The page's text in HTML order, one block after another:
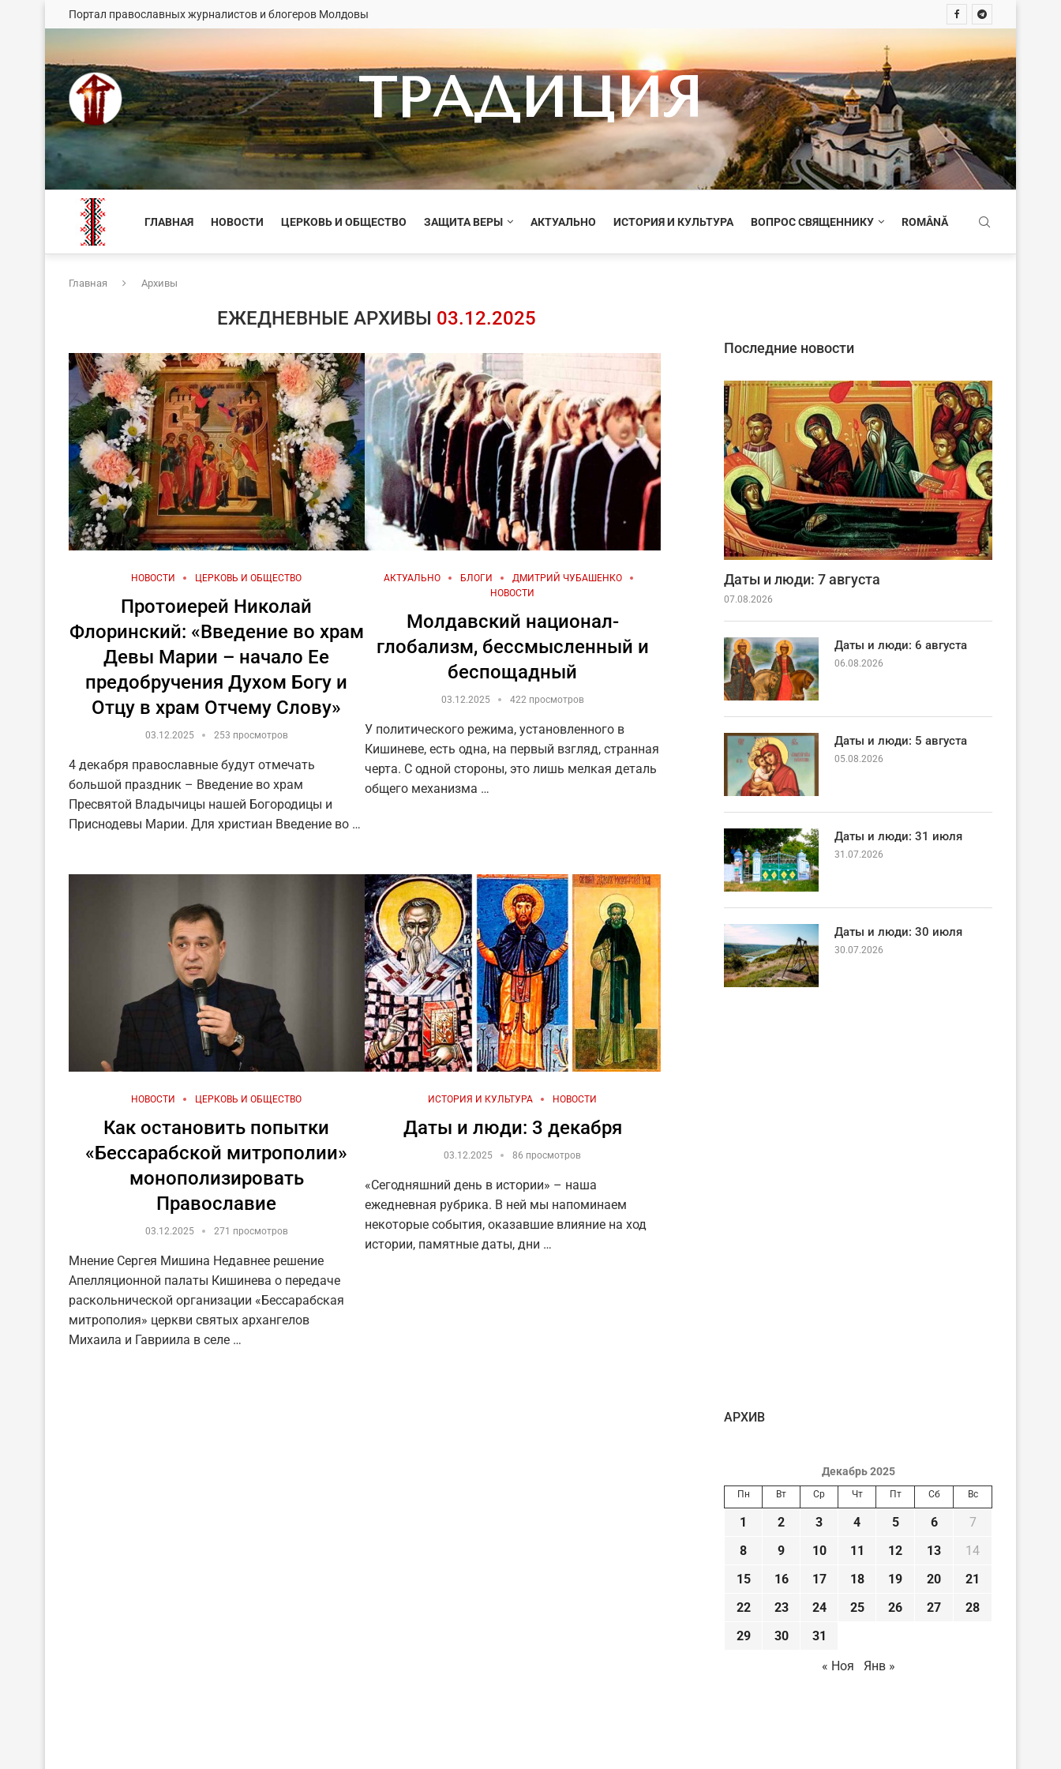
Портал православных журналистов и блогеров Молдовы
ТРАДИЦИЯ
ГЛАВНАЯ НОВОСТИ ЦЕРКОВЬ И ОБЩЕСТВО ЗАЩИТА ВЕРЫ АКТУАЛЬНО ИСТОРИЯ И КУЛЬТУРА ВОПРОС СВЯЩЕННИКУ ROMÂNĂ
Главная Архивы
ЕЖЕДНЕВНЫЕ АРХИВЫ 03.12.2025
НОВОСТИ ЦЕРКОВЬ И ОБЩЕСТВО
Протоиерей Николай
Флоринский: «Введение во храм
Девы Марии – начало Ее
предобручения Духом Богу и
Отцу в храм Отчему Слову»
03.12.2025 253 просмотров
4 декабря православные будут отмечать
большой праздник – Введение во храм
Пресвятой Владычицы нашей Богородицы и
Приснодевы Марии. Для христиан Введение во …
АКТУАЛЬНО БЛОГИ
ДМИТРИЙ ЧУБАШЕНКО
НОВОСТИ
Молдавский национал-
глобализм, бессмысленный и
беспощадный
03.12.2025 422 просмотров
У политического режима, установленного в
Кишиневе, есть одна, на первый взгляд, странная
черта. С одной стороны, это лишь мелкая деталь
общего механизма …
НОВОСТИ ЦЕРКОВЬ И ОБЩЕСТВО
Как остановить попытки
«Бессарабской митрополии»
монополизировать
Православие
03.12.2025 271 просмотров
Мнение Сергея Мишина Недавнее решение
Апелляционной палаты Кишинева о передаче
раскольнической организации «Бессарабская
митрополия» церкви святых архангелов
Михаила и Гавриила в селе …
ИСТОРИЯ И КУЛЬТУРА НОВОСТИ
Даты и люди: 3 декабря
03.12.2025 86 просмотров
«Сегодняшний день в истории» – наша
ежедневная рубрика. В ней мы напоминаем
некоторые события, оказавшие влияние на ход
истории, памятные даты, дни …
Последние новости
Даты и люди: 7 августа
07.08.2026
Даты и люди: 6 августа
06.08.2026
Даты и люди: 5 августа
05.08.2026
Даты и люди: 31 июля
31.07.2026
Даты и люди: 30 июля
30.07.2026
AРХИВ
Декабрь 2025
Пн Вт Ср Чт Пт Сб Вс
1 2 3 4 5 6
7
8
9 10 11 12 13
14
15
16 17 18 19 20
21
22
23 24 25 26 27
28
29
30
31
« Ноя
Янв »